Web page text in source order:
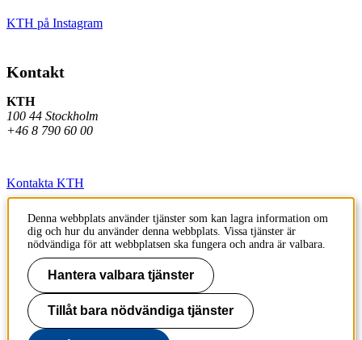
KTH på Instagram
Kontakt
KTH
100 44 Stockholm
+46 8 790 60 00
Kontakta KTH
Jobba på KTH
Press och media
Faktura och betalning KTH
Om KTH:s webbplatser
Tillgänglighetsredogörelse
Denna webbplats använder tjänster som kan lagra information om
dig och hur du använder denna webbplats. Vissa tjänster är
nödvändiga för att webbplatsen ska fungera och andra är valbara.
Hantera valbara tjänster
Tillåt bara nödvändiga tjänster